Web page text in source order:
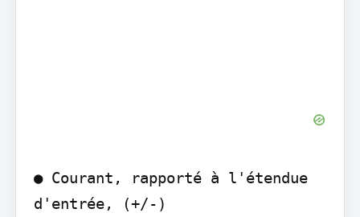
● Courant, rapporté à l'étendue
d'entrée, (+/-)